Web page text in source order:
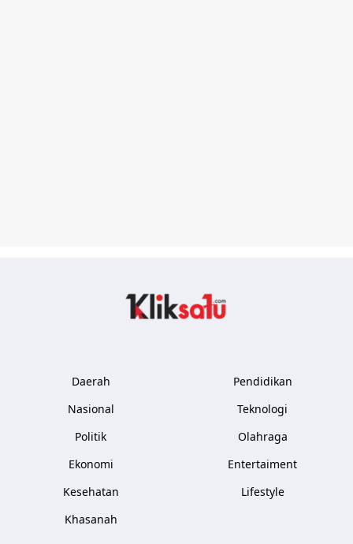
Daerah
Nasional
Politik
Ekonomi
Kesehatan
Khasanah
Pendidikan
Teknologi
Olahraga
Entertaiment
Lifestyle